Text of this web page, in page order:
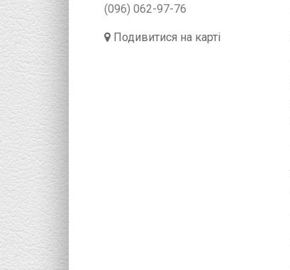
(096) 062-97-76
Подивитися на карті